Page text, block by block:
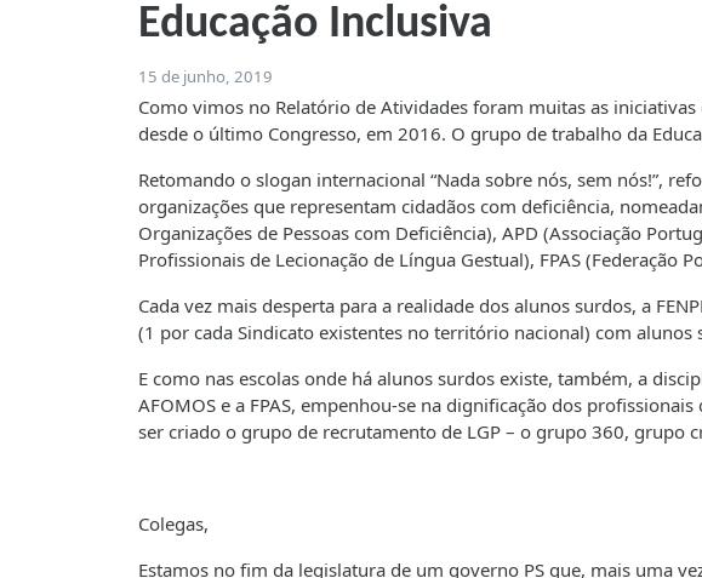
Educação Inclusiva
15 de junho, 2019
Como vimos no Relatório de Atividades foram muitas as iniciativas
desde o último Congresso, em 2016. O grupo de trabalho da
Retomando o slogan internacional “Nada sobre nós, sem nós!”,
organizações que representam cidadãos com deficiência,
Organizações de Pessoas com Deficiência), APD (Associação
Profissionais de Lecionação de Língua Gestual), FPAS (Federação
Cada vez mais desperta para a realidade dos alunos surdos, a
(1 por cada Sindicato existentes no território nacional) com alunos
E como nas escolas onde há alunos surdos existe, também, a
AFOMOS e a FPAS, empenhou-se na dignificação dos
ser criado o grupo de recrutamento de LGP – o grupo 360, grupo
Colegas,
Estamos no fim da legislatura de um governo PS que, mais uma